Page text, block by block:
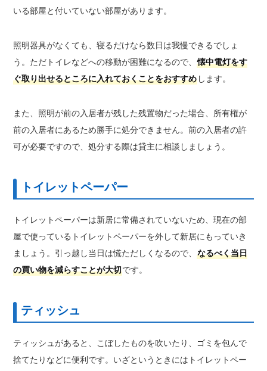
いる部屋と付いていない部屋があります。
照明器具がなくても、寝るだけなら数日は我慢できるでしょ
う。ただトイレなどへの移動が困難になるので、懐中電灯をす
ぐ取り出せるところに入れておくことをおすすめ します。
また、照明が前の入居者が残した残置物だった場合、所有権が
前の入居者にあるため勝手に処分できません。前の入居者の許
可が必要ですので、処分する際は貸主に相談しましょう。
トイレットペーパー
トイレットペーパーは新居に常備されていないため、現在の部
屋で使っているトイレットペーパーを外して新居にもっていき
ましょう。引っ越し当日は慌ただしくなるので、なるべく当日
の買い物を減らすことが大切です。
ティッシュ
ティッシュがあると、こぼしたものを吹いたり、ゴミを包んで
捨てたりなどに便利です。いざというときにはトイレットペー